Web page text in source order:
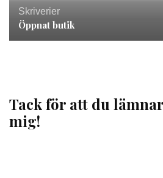
Skriverier
Öppnat butik
Tack för att du
mig!